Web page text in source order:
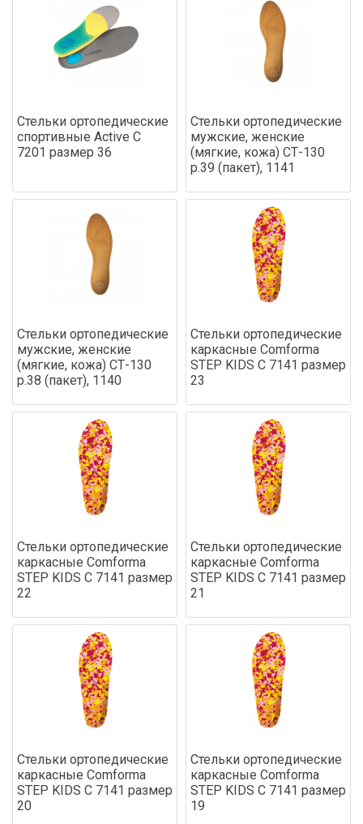
Стельки ортопедические
спортивные Active С
7201 размер 36
Стельки ортопедические
мужские, женские
(мягкие, кожа) СТ-130
р.39 (пакет), 1141
Стельки ортопедические
мужские, женские
(мягкие, кожа) СТ-130
р.38 (пакет), 1140
Стельки ортопедические
каркасные Comforma
STEP KIDS С 7141 размер
23
Стельки ортопедические
каркасные Comforma
STEP KIDS С 7141 размер
22
Стельки ортопедические
каркасные Comforma
STEP KIDS С 7141 размер
21
Стельки ортопедические
каркасные Comforma
STEP KIDS С 7141 размер
20
Стельки ортопедические
каркасные Comforma
STEP KIDS С 7141 размер
19